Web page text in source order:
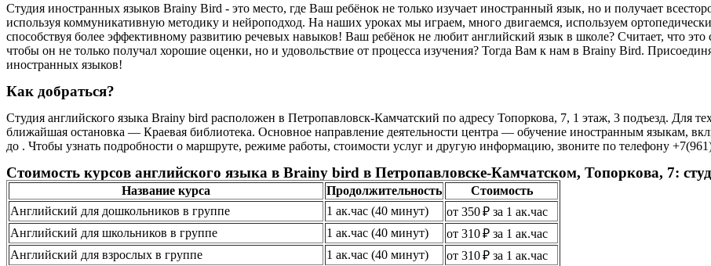
Студия иностранных языков Brainy Bird - это место, где Ваш ребёнок не только изучает иностранный язык, но и получает
используя коммуникативную методику и нейроподход. На наших уроках мы играем, много двигаемся, используем
способствуя более эффективному развитию речевых навыков! Ваш ребёнок не любит английский язык в школе? Считает, что
чтобы он не только получал хорошие оценки, но и удовольствие от процесса изучения? Тогда Вам к нам в Brainy Bird.
иностранных языков!
Как добраться?
Студия английского языка Brainy bird расположен в Петропавловск-Камчатский по адресу Топоркова, 7, 1 этаж, 3 подъезд. Для
ближайшая остановка — Краевая библиотека. Основное направление деятельности центра — обучение иностранным языкам,
до . Чтобы узнать подробности о маршруте, режиме работы, стоимости услуг и другую информацию, звоните по телефону
Стоимость курсов английского языка в Brainy bird в Петропавловске-Камчатском, Топоркова, 7:
Название курса Продолжительность
Стоимость
Английский для дошкольников в группе
1 ак.час (40 минут)
от 350 ₽ за 1 ак.час
Английский для школьников в группе
1 ак.час (40 минут)
от 310 ₽ за 1 ак.час
Английский для взрослых в группе
1 ак.час (40 минут) от 310 ₽ за 1 ак.час